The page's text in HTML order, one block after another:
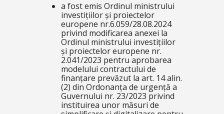
a fost emis Ordinul ministrului
investițiilor și proiectelor
europene nr.6.059/28.08.2024
privind modificarea anexei la
Ordinul ministrului investițiilor
și proiectelor europene nr.
2.041/2023 pentru aprobarea
modelului contractului de
finanțare prevăzut la art. 14 alin.
(2) din Ordonanța de urgență a
Guvernului nr. 23/2023 privind
instituirea unor măsuri de